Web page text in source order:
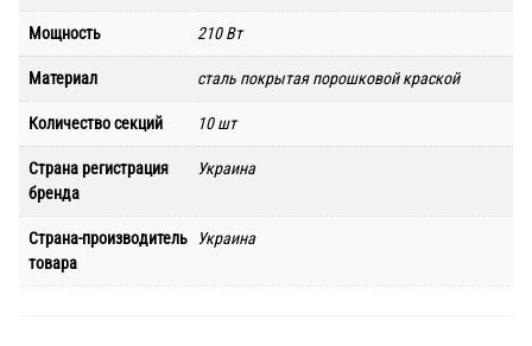
Мощность 210 Вт
Материал сталь покрытая порошковой краской
Количество секций 10 шт
Страна регистрация
бренда
Украина
Страна-производитель
товара
Украина